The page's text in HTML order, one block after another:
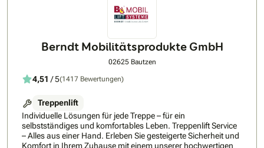
Berndt Mobilitätsprodukte GmbH
02625 Bautzen
4,51 / 5(1417 Bewertungen)
Treppenlift
Individuelle Lösungen für jede Treppe – für ein
selbstständiges und komfortables Leben. Treppenlift Service
– Alles aus einer Hand. Erleben Sie gesteigerte Sicherheit und
Komfort in Ihrem Zuhause mit einem unserer hochwertigen